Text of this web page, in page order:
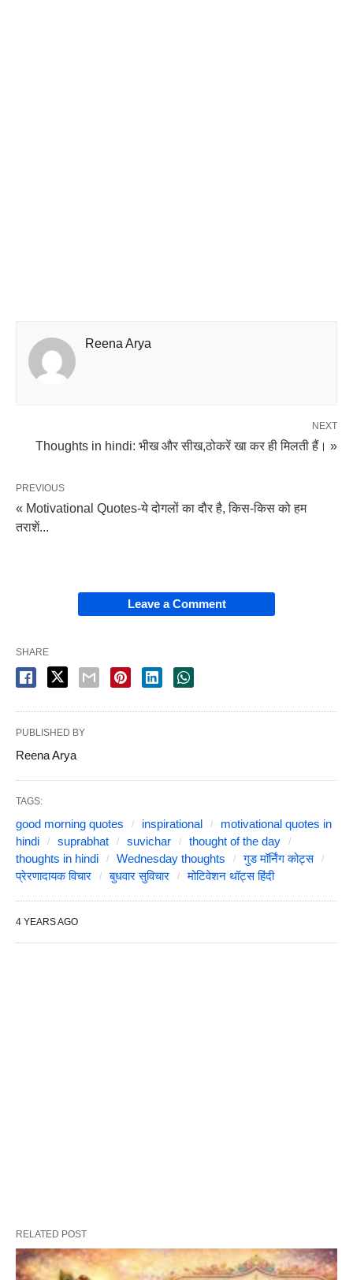
Reena Arya
NEXT
Thoughts in hindi: भीख और सीख,ठोकरें खा कर ही मिलती हैं। »
PREVIOUS
« Motivational Quotes-ये दोगलों का दौर है, किस-किस को हम
तराशें...
Leave a Comment
SHARE
PUBLISHED BY
Reena Arya
TAGS:
good morning quotes inspirational
motivational quotes in
hindi
suprabhat suvichar
thought of the day
thoughts in hindi
Wednesday thoughts
गुड मॉर्निंग कोट्स
प्रेरणादायक विचार
बुधवार सुविचार मोटिवेशन थॉट्स हिंदी
4 YEARS AGO
RELATED POST